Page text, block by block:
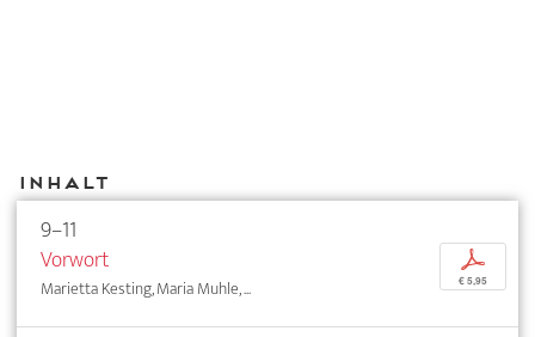
Inhalt
9–11
Vorwort
Marietta Kesting, Maria Muhle, ...
p
€ 5,95